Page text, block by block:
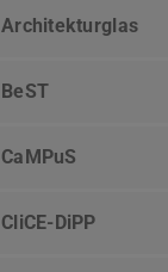
Architekturglas
BeST
CaMPuS
CliCE-DiPP